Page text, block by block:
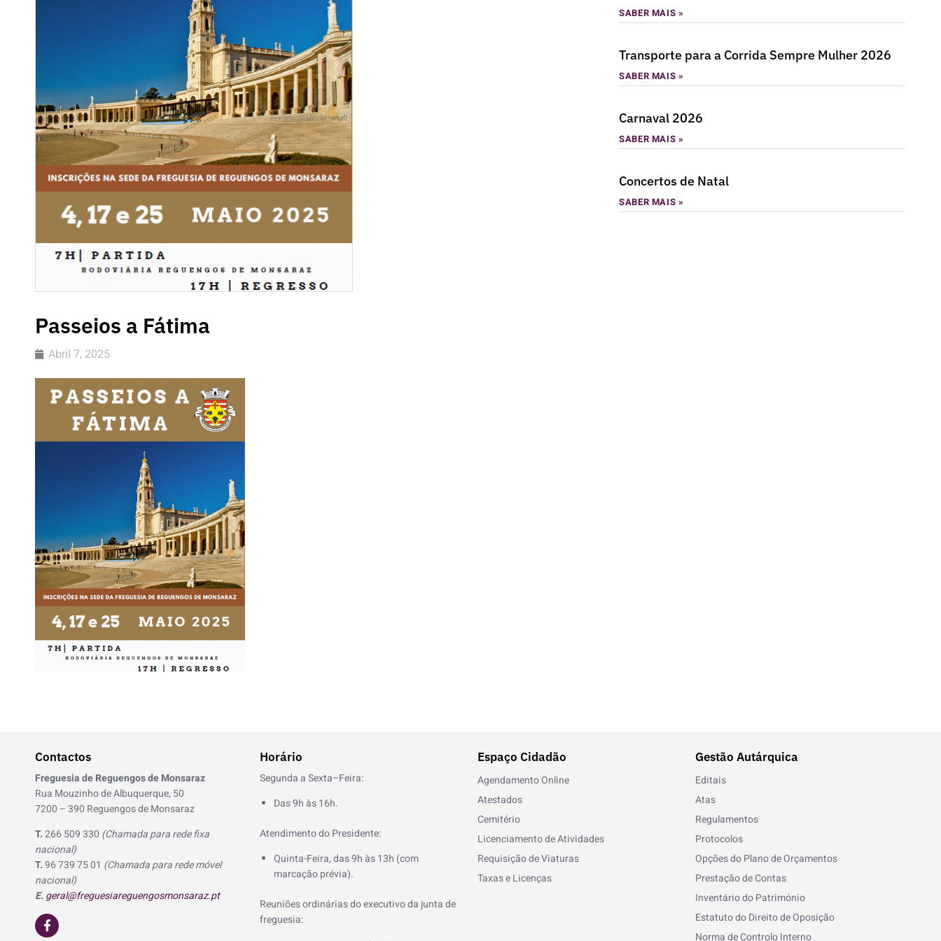
Passeios a Fátima
Abril 7, 2025
SABER MAIS »
Transporte para a Corrida Sempre Mulher 2026
SABER MAIS »
Carnaval 2026
SABER MAIS »
Concertos de Natal
SABER MAIS »
Contactos
Freguesia de Reguengos de Monsaraz
Rua Mouzinho de Albuquerque, 50
7200 – 390 Reguengos de Monsaraz
T.266 509 330 (Chamada para rede fixa
nacional)
T.96 739 75 01 (Chamada para rede móvel
nacional)
E.geral@freguesiareguengosmonsaraz.pt
F
a
Horário
Segunda a Sexta–Feira:
Das 9h às 16h.
Atendimento do Presidente:
Quinta-Feira, das 9h às 13h (com
marcação prévia).
Reuniões ordinárias do executivo da junta de
freguesia:
Espaço Cidadão
Agendamento Online
Atestados
Cemitério
Licenciamento de Atividades
Requisição de Viaturas
Taxas e Licenças
Gestão Autárquica
Editais
Atas
Regulamentos
Protocolos
Opções do Plano de Orçamentos
Prestação de Contas
Inventário do Património
Estatuto do Direito de Oposição
Norma de Controlo Interno